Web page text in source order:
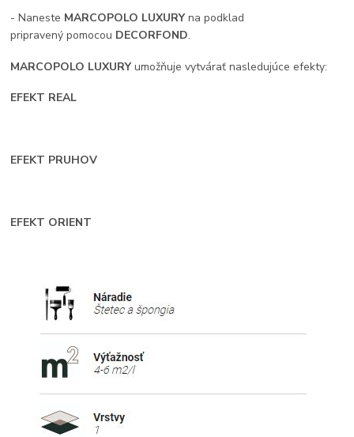
- Naneste MARCOPOLO LUXURYna podklad
pripravený pomocou DECORFOND.
MARCOPOLO LUXURYumožňuje vytvárať nasledujúce efekty:
EFEKT REAL
EFEKT PRUHOV
EFEKT ORIENT